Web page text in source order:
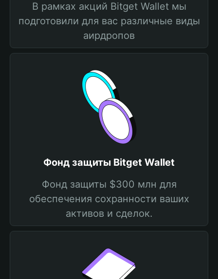
В рамках акций Bitget Wallet мы
подготовили для вас различные виды
аирдропов
Фонд защиты Bitget Wallet
Фонд защиты $300 млн для
обеспечения сохранности ваших
активов и сделок.